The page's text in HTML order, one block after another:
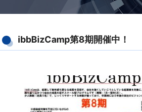
ibbBizCamp第8期開催中！